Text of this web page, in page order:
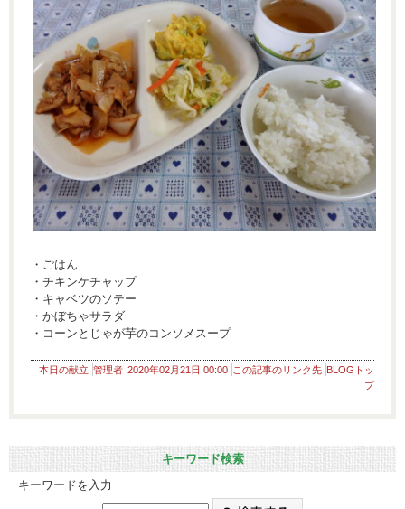
・ごはん
・チキンケチャップ
・キャベツのソテー
・かぼちゃサラダ
・コーンとじゃが芋のコンソメスープ
本日の献立 管理者 2020年02月21日 00:00 この記事のリンク先 BLOGトッ
プ
キーワード検索
キーワードを入力